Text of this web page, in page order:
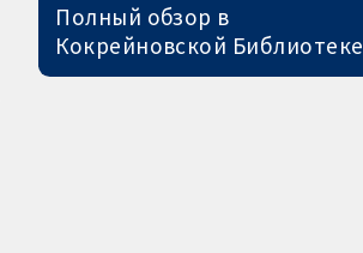
Полный обзор в
Кокрейновской Библиотеке